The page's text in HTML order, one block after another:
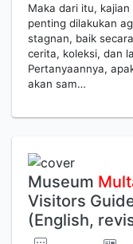
Maka dari itu,
penting dilakukan
stagnan, baik
cerita, koleksi, dan
Pertanyaannya,
akan sam…
Museum
Visitors
(English,